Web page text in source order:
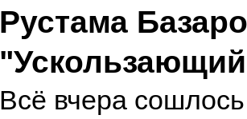
Рустама
Всё вчера